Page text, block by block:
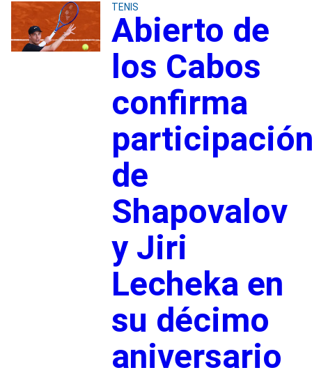
TENIS
Abierto de
los Cabos
confirma
de
Shapovalov
y Jiri
Lecheka en
su décimo
aniversario